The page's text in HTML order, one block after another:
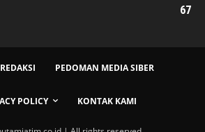
67
REDAKSI PEDOMAN MEDIA SIBER
POLICY KONTAK KAMI